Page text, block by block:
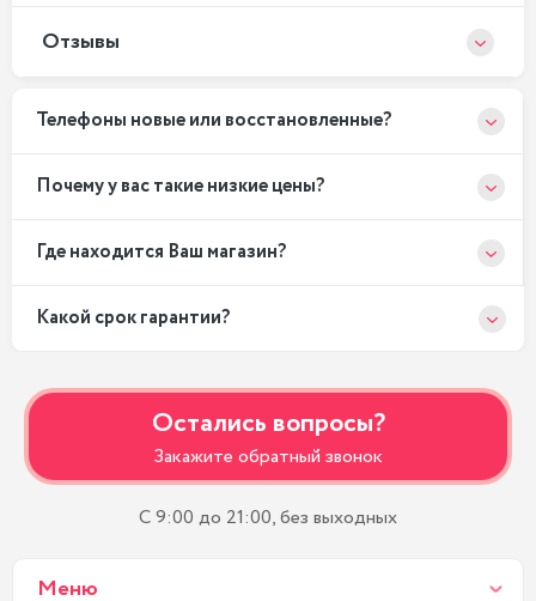
Отзывы
Телефоны новые или восстановленные?
Почему у вас такие низкие цены?
Где находится Ваш магазин?
Какой срок гарантии?
Остались вопросы?
Закажите обратный звонок
С 9:00 до 21:00, без выходных
Меню